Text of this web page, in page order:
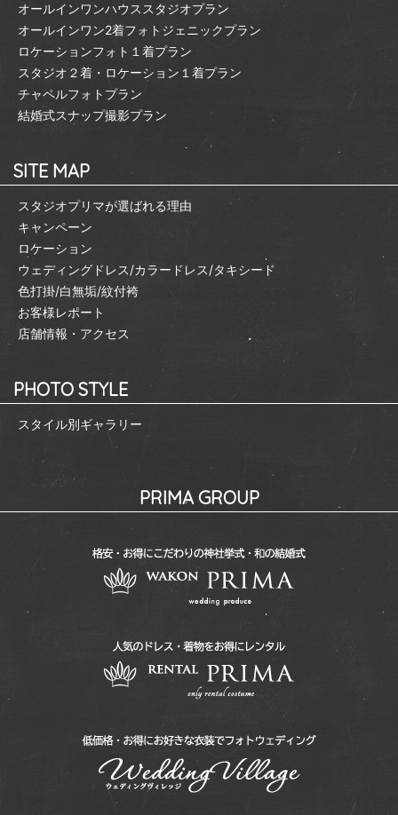
オールインワンハウススタジオプラン
オールインワン2着フォトジェニックプラン
ロケーションフォト１着プラン
スタジオ２着・ロケーション１着プラン
チャペルフォトプラン
結婚式スナップ撮影プラン
SITE MAP
スタジオプリマが選ばれる理由
キャンペーン
ロケーション
ウェディングドレス/カラードレス/タキシード
色打掛/白無垢/紋付袴
お客様レポート
店舗情報・アクセス
PHOTO STYLE
スタイル別ギャラリー
PRIMA GROUP